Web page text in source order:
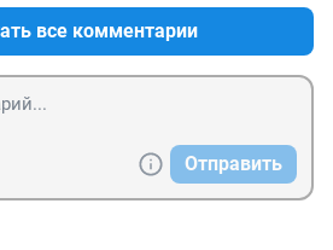
все комментарии
Отправить